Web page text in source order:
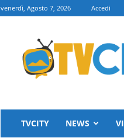
venerdì, Agosto 7, 2026 Accedi
TVCITY
TVCITY NEWS